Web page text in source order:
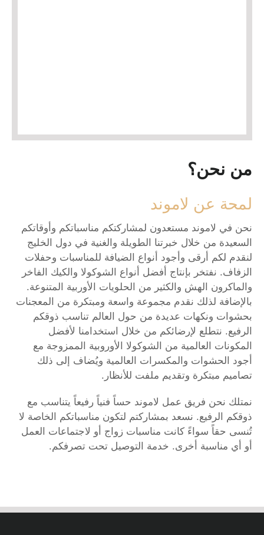
من نحن؟
لمحة عن لاموند
نحن في لاموند مستعدون لمشاركتكم مناسباتكم وأوقاتكم
السعيدة من خلال خبرتنا الطويلة والغنية في دول الخليج
لنقدم لكم أرقى وأجود أنواع الضيافة للمناسبات وحفلات
الزفاف. نفتخر بإنتاج أفضل أنواع الشوكولا والكيك الفاخر
والماكرون الهش والكثير من الحلويات الأوربية المتنوعة.
بالإضافة لذلك نقدم مجموعة واسعة ومبتكرة من المعجنات
بحشوات ونكهات عديدة من حول العالم تناسب ذوقكم
الرفيع. نتطلع لإرضائكم من خلال استخدامنا لأفضل
المكونات العالمية من الشوكولا الأوروبية الممزوجة مع
أجود الحشوات والمكسرات العالمية ويُضاف إلى ذلك
تصاميم مبتكرة وتقديم ملفت للأنظار.
نمتلك نحن فريق عمل لاموند حساً فنياً رفيعاً يتناسب مع
ذوقكم الرفيع. نسعد بمشاركتم لتكون مناسباتكم الخاصة لا
تُنسى حقاً سواءً كانت مناسبات زواج أو لاجتماعات العمل
أو أي مناسبة أخرى. خدمة التوصيل تحت تصرفكم.